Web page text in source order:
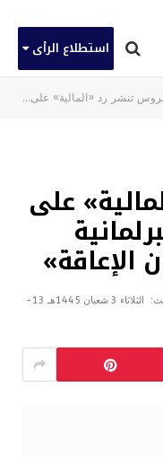
استطلاع الرأى
رد «المالية» على «شؤون الإعاقة» البرلمانية حول تعديلات «قانون الإعاقة»
على
الإعاقة»
الثلاثاء 3 شعبان 1445هـ 13-